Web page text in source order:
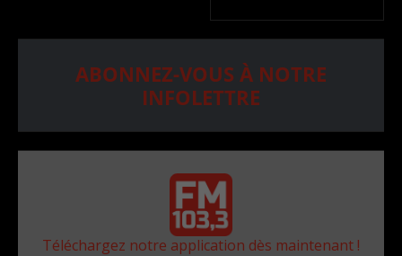
ABONNEZ-VOUS À NOTRE
INFOLETTRE
Téléchargez notre application dès maintenant !